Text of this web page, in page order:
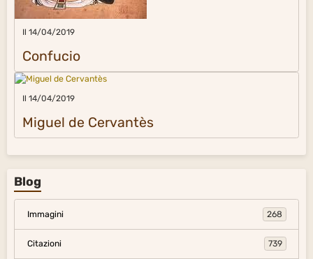
Il 14/04/2019
Confucio
Il 14/04/2019
Miguel de Cervantès
Blog
Immagini 268
Citazioni 739